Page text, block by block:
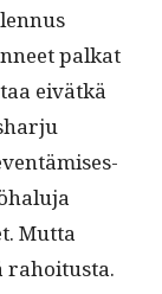
palkat
eivätkä
Mut­ta
rahoitusta.